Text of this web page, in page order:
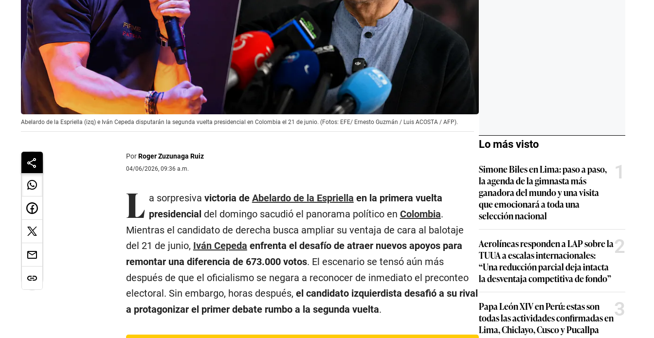
Abelardo de la Espriella (izq) e Iván Cepeda disputarán la segunda vuelta presidencial en Colombia el 21 de junio. (Fotos: EFE/ Ernesto Guzmán / Luis ACOSTA / AFP).
PorRoger Zuzunaga Ruiz
04/06/2026, 09:36 a.m.
L a sorpresiva victoria de Abelardo de la Espriella en la primera vuelta
presidencial del domingo sacudió el panorama político en Colombia.
Mientras el candidato de derecha busca ampliar su ventaja de cara al balotaje
del 21 de junio, Iván Cepeda enfrenta el desafío de atraer nuevos apoyos para
remontar una diferencia de 673.000 votos. El escenario se tensó aún más
después de que el oficialismo se negara a reconocer de inmediato el preconteo
electoral. Sin embargo, horas después, el candidato izquierdista desafió a su rival
a protagonizar el primer debate rumbo a la segunda vuelta.
Lo más visto
Simone Biles en Lima: paso a paso,
la agenda de la gimnasta más
ganadora del mundo y una visita
que emocionará a toda una
selección nacional
1
Aerolíneas responden a LAP sobre la
TUUA a escalas internacionales:
“Una reducción parcial deja intacta
la desventaja competitiva de fondo”
2
Papa León XIV en Perú: estas son
todas las actividades confirmadas en
Lima, Chiclayo, Cusco y Pucallpa
3